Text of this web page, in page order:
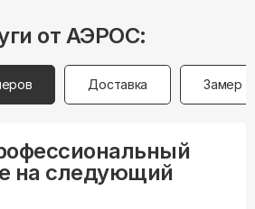
от АЭРОС:
Доставка Замер
на следующий